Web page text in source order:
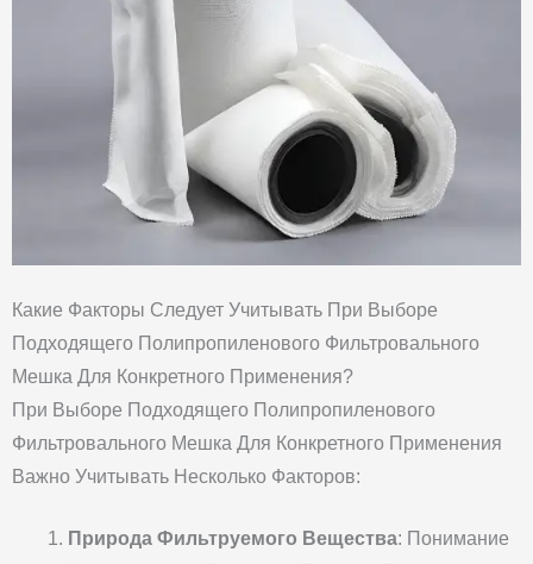
Какие Факторы Следует Учитывать При Выборе
Подходящего Полипропиленового Фильтровального
Мешка Для Конкретного Применения?
При Выборе Подходящего Полипропиленового
Фильтровального Мешка Для Конкретного Применения
Важно Учитывать Несколько Факторов:
Природа Фильтруемого Вещества: Понимание